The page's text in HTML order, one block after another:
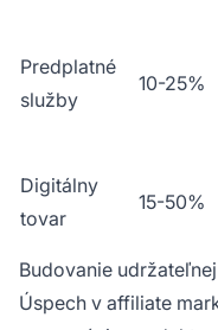
Predplatné
služby
10-25%
Digitálny
tovar
15-50%
Budovanie
Úspech v affiliate